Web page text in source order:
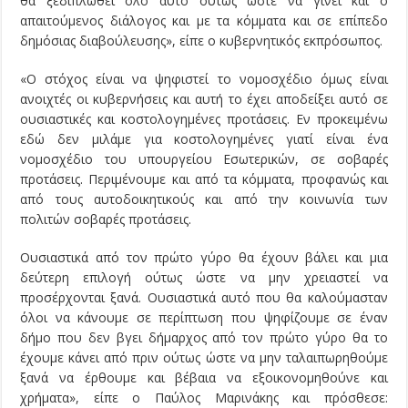
απαιτούμενος διάλογος και με τα κόμματα και σε επίπεδο
δημόσιας διαβούλευσης», είπε ο κυβερνητικός εκπρόσωπος.
«Ο στόχος είναι να ψηφιστεί το νομοσχέδιο όμως είναι
ανοιχτές οι κυβερνήσεις και αυτή το έχει αποδείξει αυτό σε
ουσιαστικές και κοστολογημένες προτάσεις. Εν προκειμένω
εδώ δεν μιλάμε για κοστολογημένες γιατί είναι ένα
νομοσχέδιο του υπουργείου Εσωτερικών, σε σοβαρές
προτάσεις. Περιμένουμε και από τα κόμματα, προφανώς και
από τους αυτοδοικητικούς και από την κοινωνία των
πολιτών σοβαρές προτάσεις.
Ουσιαστικά από τον πρώτο γύρο θα έχουν βάλει και μια
δεύτερη επιλογή ούτως ώστε να μην χρειαστεί να
προσέρχονται ξανά. Ουσιαστικά αυτό που θα καλούμασταν
όλοι να κάνουμε σε περίπτωση που ψηφίζουμε σε έναν
δήμο που δεν βγει δήμαρχος από τον πρώτο γύρο θα το
έχουμε κάνει από πριν ούτως ώστε να μην ταλαιπωρηθούμε
ξανά να έρθουμε και βέβαια να εξοικονομηθούνε και
χρήματα», είπε ο Παύλος Μαρινάκης και πρόσθεσε: